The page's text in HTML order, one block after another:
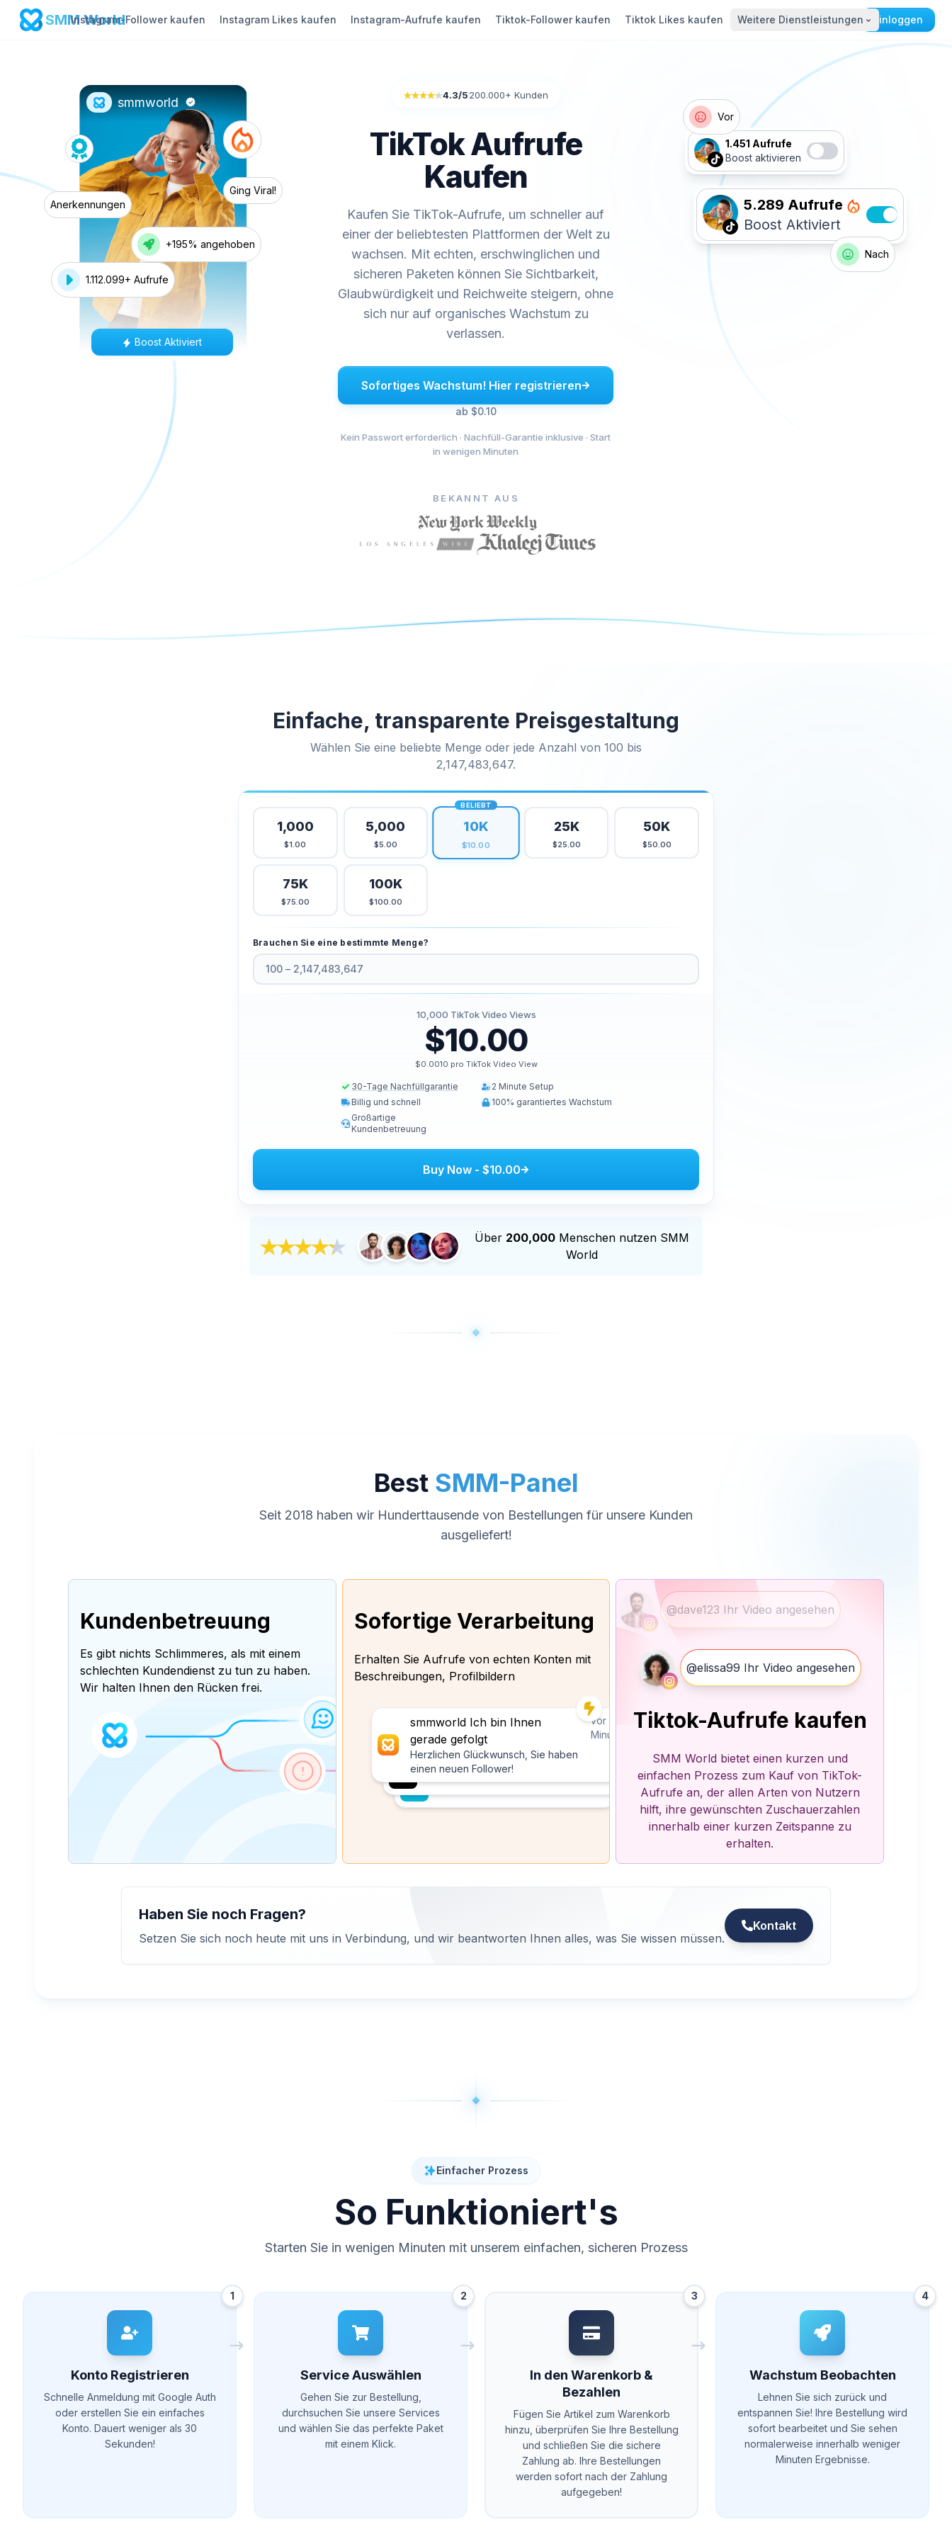
SMM World
Instagram-Follower kaufen Instagram Likes kaufen Instagram-Aufrufe kaufen Tiktok-Follower kaufen Tiktok Likes kaufen Weitere Dienstleistungen
Register Einloggen
smmworld
Anerkennungen
Ging Viral!
1.112.099+ Aufrufe
+195% angehoben
Boost Aktiviert
Rated 4.3 out of 5
4.3/5200.000+ Kunden
TikTok Aufrufe
Kaufen
Kaufen Sie TikTok-Aufrufe, um schneller auf
einer der beliebtesten Plattformen der Welt zu
wachsen. Mit echten, erschwinglichen und
sicheren Paketen können Sie Sichtbarkeit,
Glaubwürdigkeit und Reichweite steigern, ohne
sich nur auf organisches Wachstum zu
verlassen.
Sofortiges Wachstum! Hier registrieren
ab $0.10
Kein Passwort erforderlich · Nachfüll-Garantie inklusive · Start
in wenigen Minuten
BEKANNT AUS
Vor
Nach
1.451 Aufrufe
Boost aktivieren
5.289 Aufrufe
Boost Aktiviert
Einfache, transparente Preisgestaltung
Wählen Sie eine beliebte Menge oder jede Anzahl von 100 bis
2,147,483,647.
1,000
$1.00
5,000
$5.00
BELIEBT
10K
$10.00
25K
$25.00
50K
$50.00
75K
$75.00
100K
$100.00
Brauchen Sie eine bestimmte Menge?
10,000 TikTok Video Views
$10.00
$0.0010 pro TikTok Video View
30-Tage Nachfüllgarantie
2 Minute Setup
Billig und schnell
100% garantiertes Wachstum
Großartige
Kundenbetreuung
Buy Now - $10.00
Über 200,000Menschen nutzen SMM
World
Best SMM-Panel
Seit 2018 haben wir Hunderttausende von Bestellungen für unsere Kunden
ausgeliefert!
Kundenbetreuung
Es gibt nichts Schlimmeres, als mit einem
schlechten Kundendienst zu tun zu haben.
Wir halten Ihnen den Rücken frei.
Sofortige Verarbeitung
Erhalten Sie Aufrufe von echten Konten mit
Beschreibungen, Profilbildern
smmworld Ich bin Ihnen
gerade gefolgt
Herzlichen Glückwunsch, Sie haben
einen neuen Follower!
vor 10
Minuten
@dave123 Ihr Video angesehen
@elissa99 Ihr Video angesehen
Tiktok-Aufrufe kaufen
SMM World bietet einen kurzen und
einfachen Prozess zum Kauf von TikTok-
Aufrufe an, der allen Arten von Nutzern
hilft, ihre gewünschten Zuschauerzahlen
innerhalb einer kurzen Zeitspanne zu
erhalten.
Haben Sie noch Fragen?
Setzen Sie sich noch heute mit uns in Verbindung, und wir beantworten Ihnen alles, was Sie wissen müssen.
Kontakt
Einfacher Prozess
So Funktioniert's
Starten Sie in wenigen Minuten mit unserem einfachen, sicheren Prozess
1
Konto Registrieren
Schnelle Anmeldung mit Google Auth
oder erstellen Sie ein einfaches
Konto. Dauert weniger als 30
Sekunden!
2
Service Auswählen
Gehen Sie zur Bestellung,
durchsuchen Sie unsere Services
und wählen Sie das perfekte Paket
mit einem Klick.
3
In den Warenkorb &
Bezahlen
Fügen Sie Artikel zum Warenkorb
hinzu, überprüfen Sie Ihre Bestellung
und schließen Sie die sichere
Zahlung ab. Ihre Bestellungen
werden sofort nach der Zahlung
aufgegeben!
4
Wachstum Beobachten
Lehnen Sie sich zurück und
entspannen Sie! Ihre Bestellung wird
sofort bearbeitet und Sie sehen
normalerweise innerhalb weniger
Minuten Ergebnisse.